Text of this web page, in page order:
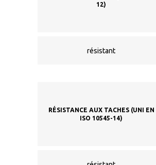
12)
résistant
RÉSISTANCE AUX TACHES (UNI EN
ISO 10545-14)